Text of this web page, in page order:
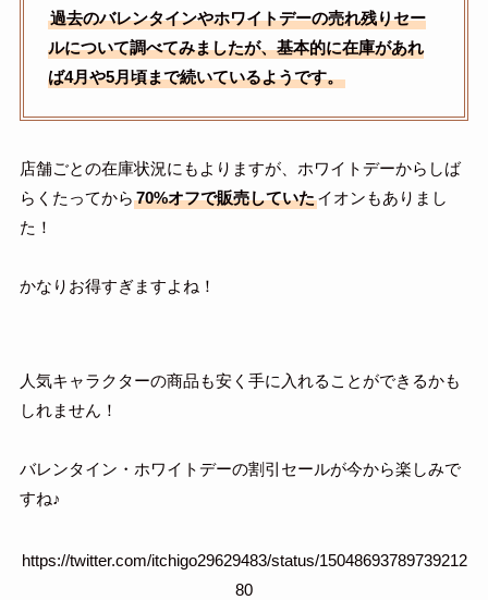
過去のバレンタインやホワイトデーの売れ残りセー
ルについて調べてみましたが、基本的に在庫があれ
ば4月や5月頃まで続いているようです。
店舗ごとの在庫状況にもよりますが、ホワイトデーからしば
らくたってから 70%オフで販売していたイオンもありまし
た！
かなりお得すぎますよね！
人気キャラクターの商品も安く手に入れることができるかも
しれません！
バレンタイン・ホワイトデーの割引セールが今から楽しみで
すね♪
https://twitter.com/itchigo29629483/status/15048693789739212
80